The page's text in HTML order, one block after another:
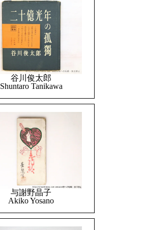
谷川俊太郎
Shuntaro Tanikawa
与謝野晶子
Akiko Yosano